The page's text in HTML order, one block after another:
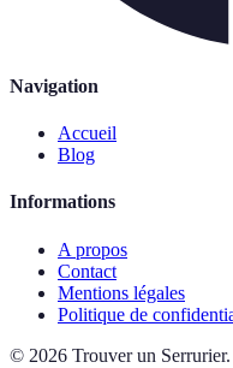
Navigation
Accueil
Blog
Informations
A propos
Contact
Mentions légales
Politique de
© 2026 Trouver un Serrurier.